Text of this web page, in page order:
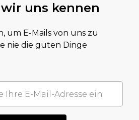
uns kennen
um E-Mails von uns zu
nie die guten Dinge